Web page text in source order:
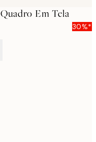
Em Tela
30%*